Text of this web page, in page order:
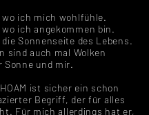
wo ich mich wohlfühle.
wo ich angekommen bin.
die Sonnenseite des Lebens.
sind auch mal Wolken
Sonne und mir.
ist sicher ein schon
Begriff, der für alles
Für mich allerdings hat er,